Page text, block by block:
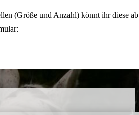
(Größe und Anzahl) könnt ihr diese ab